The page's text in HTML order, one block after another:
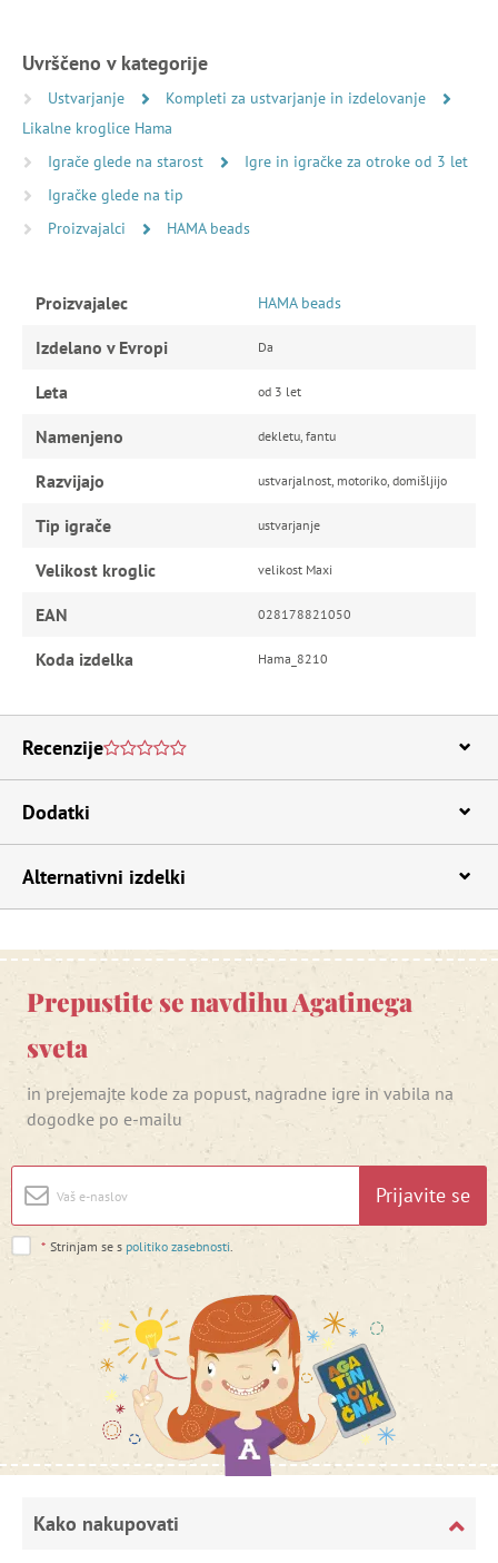
Uvrščeno v kategorije
Ustvarjanje
Kompleti za ustvarjanje in izdelovanje
Likalne kroglice Hama
Igrače glede na starost
Igre in igračke za otroke od 3 let
Igračke glede na tip
Proizvajalci
HAMA beads
Proizvajalec HAMA beads
Izdelano v Evropi Da
Leta od 3 let
Namenjeno dekletu, fantu
Razvijajo ustvarjalnost, motoriko, domišljijo
Tip igrače ustvarjanje
Velikost kroglic velikost Maxi
EAN 028178821050
Koda izdelka Hama_8210
Recenzije
Dodatki
Alternativni izdelki
Prepustite se navdihu Agatinega
sveta
in prejemajte kode za popust, nagradne igre in vabila na
dogodke po e-mailu
Prijavite se
* Strinjam se s politiko zasebnosti.
Kako nakupovati